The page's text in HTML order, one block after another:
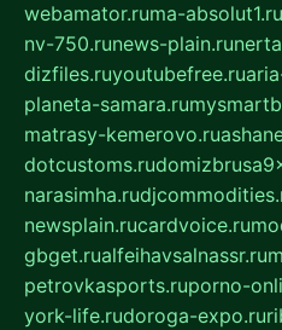
webamator.ruma-absolut1.ru
nv-750.runews-plain.ru
dizfiles.ruyoutubefree.ru
planeta-samara.ru
matrasy-kemerovo.ru
dotcustoms.ru
narasimha.ru
newsplain.rucardvoice.ru
gbget.rualfeihavsalnassr.ru
petrovkasports.ruporno-
york-life.rudoroga-expo.ru